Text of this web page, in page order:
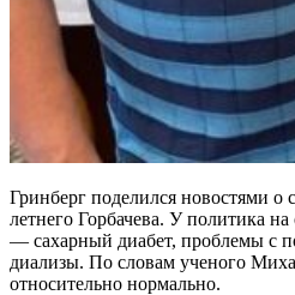
Гринберг поделился новостями о
летнего Горбачева. У политика на
— сахарный диабет, проблемы с
диализы. По словам ученого
относительно нормально.